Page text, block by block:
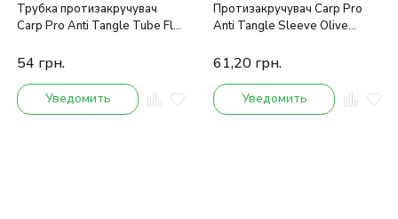
Трубка протизакручувач
Carp Pro Anti Tangle Tube Flat
54 грн.
Уведомить
Протизакручувач Carp Pro
Anti Tangle Sleeve Olive
61,20 грн.
Уведомить